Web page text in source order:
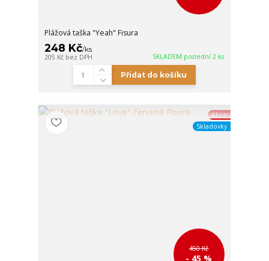
Plážová taška "Yeah" Fisura
248 Kč/ks
205 Kč bez DPH SKLADEM poslední 2 ks
Přidat do košíku
Akce
Skladovky
450 Kč
- 45 %